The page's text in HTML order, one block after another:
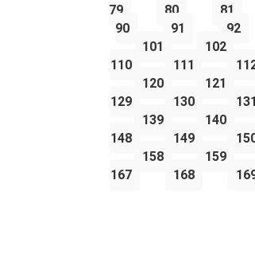
79
80 81
90
91 92
101
102
110
111
120
121
129
130 131
139
140
148
149
158
159
167
168